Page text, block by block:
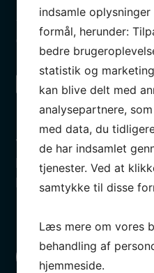
SOS Vejhjælp
Gratis vejhjælp efter 1.
Vores bilværksted i Herning
hurtigst mulige service, så
bil længe.
Kontakt os
indsamle
formål, herunder:
bedre
statistik og
kan blive delt med
analysepartnere,
med data, du
de har indsamlet
tjenester. Ved at
samtykke til disse
Læs mere om vores
behandling af
hjemmeside.